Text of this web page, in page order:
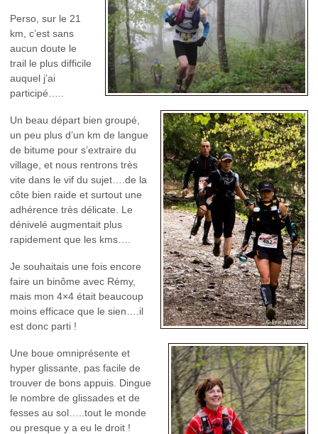
Perso, sur le 21
km, c’est sans
aucun doute le
trail le plus difficile
auquel j’ai
participé…..
Un beau départ bien groupé,
un peu plus d’un km de langue
de bitume pour s’extraire du
village, et nous rentrons très
vite dans le vif du sujet….de la
côte bien raide et surtout une
adhérence très délicate. Le
dénivelé augmentait plus
rapidement que les kms….
Je souhaitais une fois encore
faire un binôme avec Rémy,
mais mon 4×4 était beaucoup
moins efficace que le sien….il
est donc parti !
Une boue omniprésente et
hyper glissante, pas facile de
trouver de bons appuis. Dingue
le nombre de glissades et de
fesses au sol…..tout le monde
ou presque y a eu le droit !